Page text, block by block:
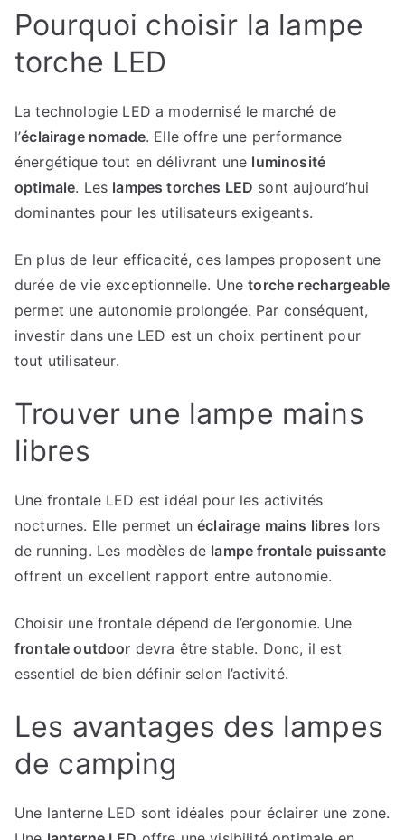
Pourquoi choisir la lampe
torche LED
La technologie LED a modernisé le marché de
l’éclairage nomade. Elle offre une performance
énergétique tout en délivrant une luminosité
optimale. Les lampes torches LED sont aujourd’hui
dominantes pour les utilisateurs exigeants.
En plus de leur efficacité, ces lampes proposent une
durée de vie exceptionnelle. Unetorche rechargeable
permet une autonomie prolongée. Par conséquent,
investir dans une LED est un choix pertinent pour
tout utilisateur.
Trouver une lampe mains
libres
Une frontale LED est idéal pour les activités
nocturnes. Elle permet unéclairage mains libres lors
de running. Les modèles de lampe frontale puissante
offrent un excellent rapport entre autonomie.
Choisir une frontale dépend de l’ergonomie. Une
frontale outdoor devra être stable. Donc, il est
essentiel de bien définir selon l’activité.
Les avantages des lampes
de camping
Une lanterne LED sont idéales pour éclairer une zone.